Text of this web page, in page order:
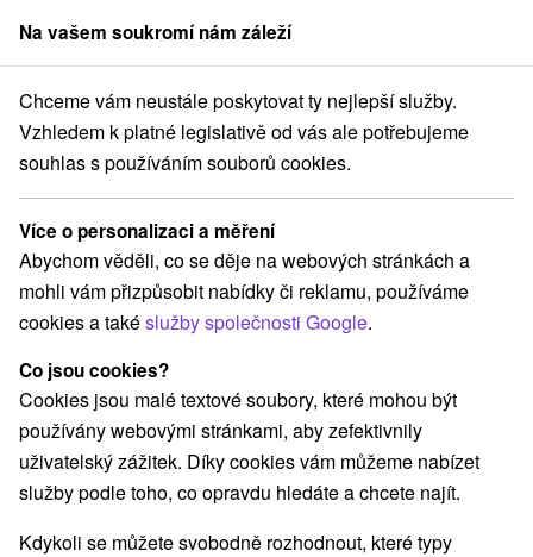
člen skupinySorger
Závadka nad Hronom Horský hotel Vŕšky Závadka nad Hronom
Horský hotel Vŕšky Závadka nad
Hronom
Závadka nad Hronom
Rezervovat přes booking
REZERVACE A VÝBĚR POBYTU
Kontaktujte přímo ubytovatele.
Navigovat do místa
Na vašem soukromí nám záleží
Chceme vám neustále poskytovat ty nejlepší služby.
Vzhledem k platné legislativě od vás ale potřebujeme
souhlas s používáním souborů cookies.
Více o personalizaci a měření
Abychom věděli, co se děje na webových stránkách a
mohli vám přizpůsobit nabídky či reklamu, používáme
cookies a takéslužby společnosti Google.
Co jsou cookies?
Cookies jsou malé textové soubory, které mohou být
používány webovými stránkami, aby zefektivnily
uživatelský zážitek. Díky cookies vám můžeme nabízet
služby podle toho, co opravdu hledáte a chcete najít.
Kdykoli se můžete svobodně rozhodnout, které typy